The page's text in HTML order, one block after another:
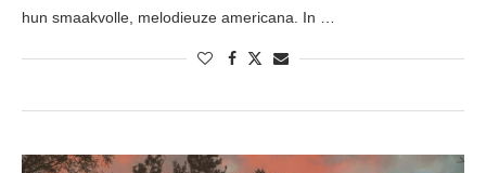
hun smaakvolle, melodieuze americana. In …